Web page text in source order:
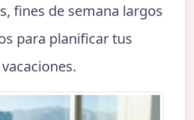
fines de semana largos
para planificar tus
vacaciones.